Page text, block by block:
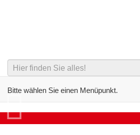
Bitte wählen Sie einen Menüpunkt.
ENTWURF &